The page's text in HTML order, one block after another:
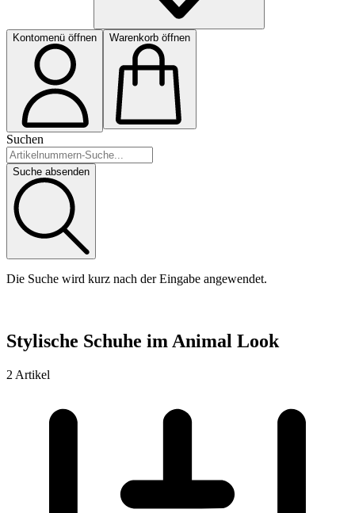
Kontomenü öffnen Warenkorb öffnen
Suchen
Suche absenden
Die Suche wird kurz nach der Eingabe angewendet.
Stylische Schuhe im Animal Look
2 Artikel